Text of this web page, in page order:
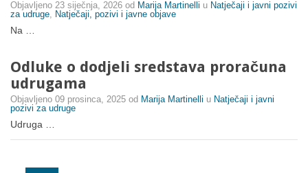
Objavljeno 23 siječnja, 2026 od Marija Martinelli u Natječaji i javni pozivi
za udruge, Natječaji, pozivi i javne objave
Na …
Odluke o dodjeli sredstava proračuna
udrugama
Objavljeno 09 prosinca, 2025 od Marija Martinelli u Natječaji i javni
pozivi za udruge
Udruga …